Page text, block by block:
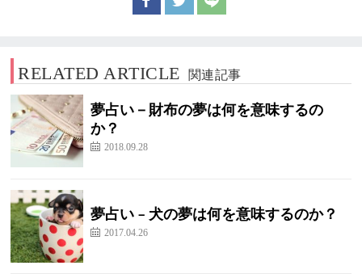
RELATED ARTICLE 関連記事
夢占い－財布の夢は何を意味するの
か？
2018.09.28
夢占い – 犬の夢は何を意味するのか？
2017.04.26